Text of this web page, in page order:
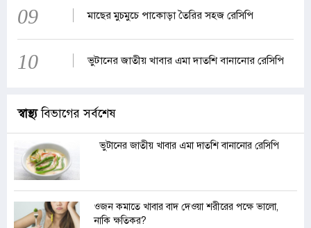
09 মাছের মুচমুচে পাকোড়া তৈরির সহজ রেসিপি
10 ভুটানের জাতীয় খাবার এমা দাতশি বানানোর রেসিপি
স্বাস্থ্যবিভাগের সর্বশেষ
ভুটানের জাতীয় খাবার এমা দাতশি বানানোর রেসিপি
ওজন কমাতে খাবার বাদ দেওয়া শরীরের পক্ষে ভালো,
নাকি ক্ষতিকর?